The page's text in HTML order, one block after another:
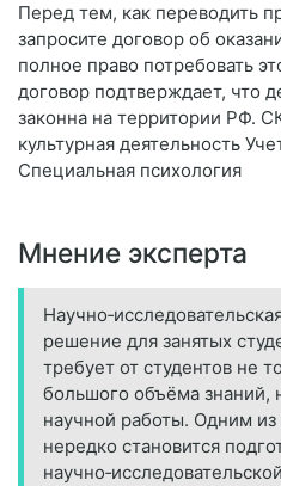
Перед тем, как переводить
запросите договор об
полное право потребовать
договор подтверждает, что
законна на территории РФ.
культурная деятельность
Специальная психология
Мнение эксперта
решение для занятых
требует от студентов не
большого объёма знаний,
научной работы. Одним
нередко становится